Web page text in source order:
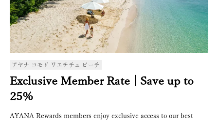
アヤナ コモド ワエチチュ ビーチ
Exclusive Member Rate | Save up to
25%
AYANA Rewards members enjoy exclusive access to our best